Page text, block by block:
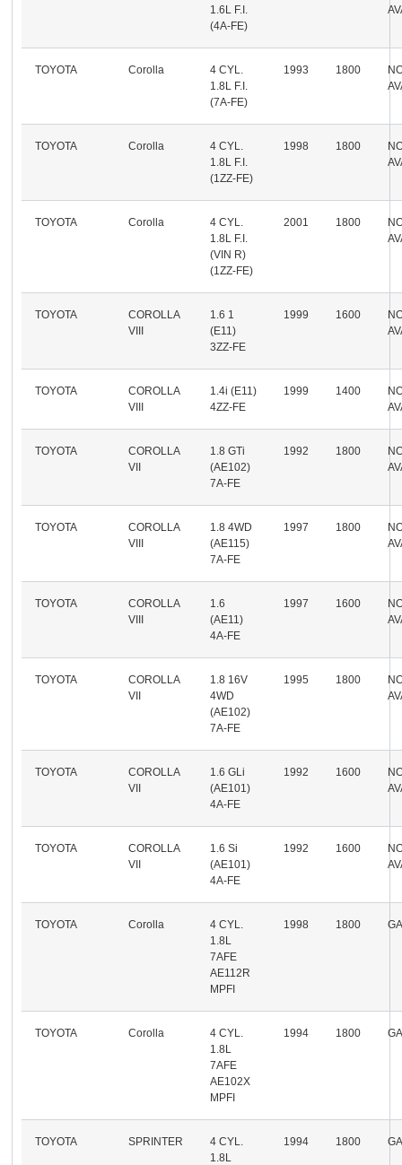
1.6L F.I.
(4A-FE)
TOYOTA Corolla
4 CYL.
1.8L F.I.
(7A-FE)
1993 1800
TOYOTA Corolla
4 CYL.
1.8L F.I.
(1ZZ-FE)
1998 1800
TOYOTA Corolla
4 CYL.
1.8L F.I.
(VIN R)
(1ZZ-FE)
2001 1800
TOYOTA
COROLLA
VIII
1.6 1
(E11)
3ZZ-FE
1999 1600
TOYOTA
COROLLA
VIII
1.4i (E11)
4ZZ-FE
1999 1400
TOYOTA
COROLLA
VII
1.8 GTi
(AE102)
7A-FE
1992 1800
TOYOTA
COROLLA
VIII
1.8 4WD
(AE115)
7A-FE
1997 1800
TOYOTA
COROLLA
VIII
1.6
(AE11)
4A-FE
1997 1600
TOYOTA
COROLLA
VII
1.8 16V
4WD
(AE102)
7A-FE
1995 1800
TOYOTA
COROLLA
VII
1.6 GLi
(AE101)
4A-FE
1992 1600
TOYOTA
COROLLA
VII
1.6 Si
(AE101)
4A-FE
1992 1600
TOYOTA Corolla
4 CYL.
1.8L
7AFE
AE112R
MPFI
1998 1800
TOYOTA Corolla
4 CYL.
1.8L
7AFE
AE102X
MPFI
1994 1800
TOYOTA SPRINTER
4 CYL.
1.8L
1994 1800